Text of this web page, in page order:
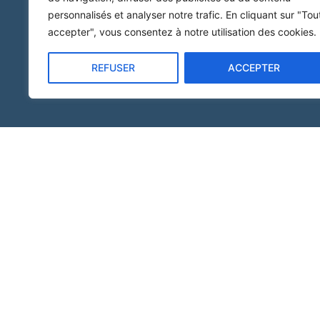
personnalisés et analyser notre trafic. En cliquant sur
accepter", vous consentez à notre utilisation des cookies.
REFUSER ACCEPTER